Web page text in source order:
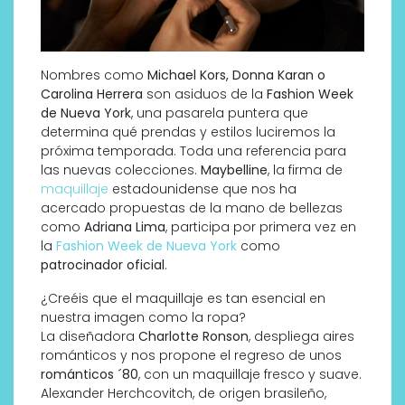
Nombres como Michael Kors, Donna Karan o
Carolina Herrera son asiduos de la Fashion Week
de Nueva York, una pasarela puntera que
determina qué prendas y estilos luciremos la
próxima temporada. Toda una referencia para
las nuevas colecciones. Maybelline, la firma de
maquillaje estadounidense que nos ha
acercado propuestas de la mano de bellezas
como Adriana Lima, participa por primera vez en
la Fashion Week de Nueva York como
patrocinador oficial.
¿Creéis que el maquillaje es tan esencial en
nuestra imagen como la ropa?
La diseñadora Charlotte Ronson, despliega aires
románticos y nos propone el regreso de unos
románticos ´80, con un maquillaje fresco y suave.
Alexander Herchcovitch, de origen brasileño,